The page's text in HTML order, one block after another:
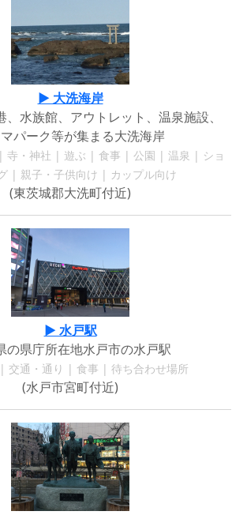
▶ 大洗海岸
水族館、アウトレット、温泉施設、
パーク等が集まる大洗海岸
寺・神社 | 遊ぶ | 食事 | 公園 | 温泉 | ショ
| 親子・子供向け | カップル向け
(東茨城郡大洗町付近)
▶ 水戸駅
の県庁所在地水戸市の水戸駅
交通・通り | 食事 | 待ち合わせ場所
(水戸市宮町付近)